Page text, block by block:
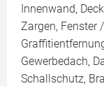
Innenwand,
Zargen, Fenster
Gewerbedach,
Schallschutz,